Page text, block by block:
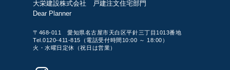
大栄建設株式会社 戸建注文住宅部門
Dear Planner
〒468-011 愛知県名古屋市天白区平針三丁目1013番地
Tel.0120-411-815（電話受付時間10:00 ～ 18:00）
火・水曜日定休（祝日は営業）